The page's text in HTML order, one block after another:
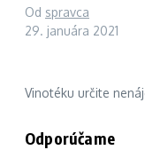
Od spravca
29. januára 2021
Vinotéku určite
Odporúčame